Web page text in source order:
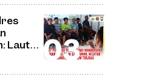
di
Laut